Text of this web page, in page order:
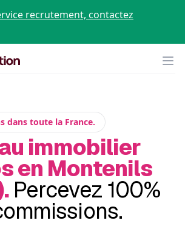
recrutement, contactez
dans toute la France.
immobilier
en Montenils
Percevez 100%